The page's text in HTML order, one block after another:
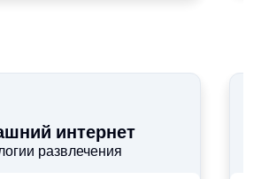
интернет
развлечения